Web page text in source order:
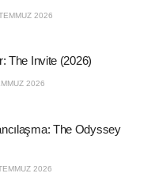
2026
The Invite (2026)
2026
The Odyssey
2026